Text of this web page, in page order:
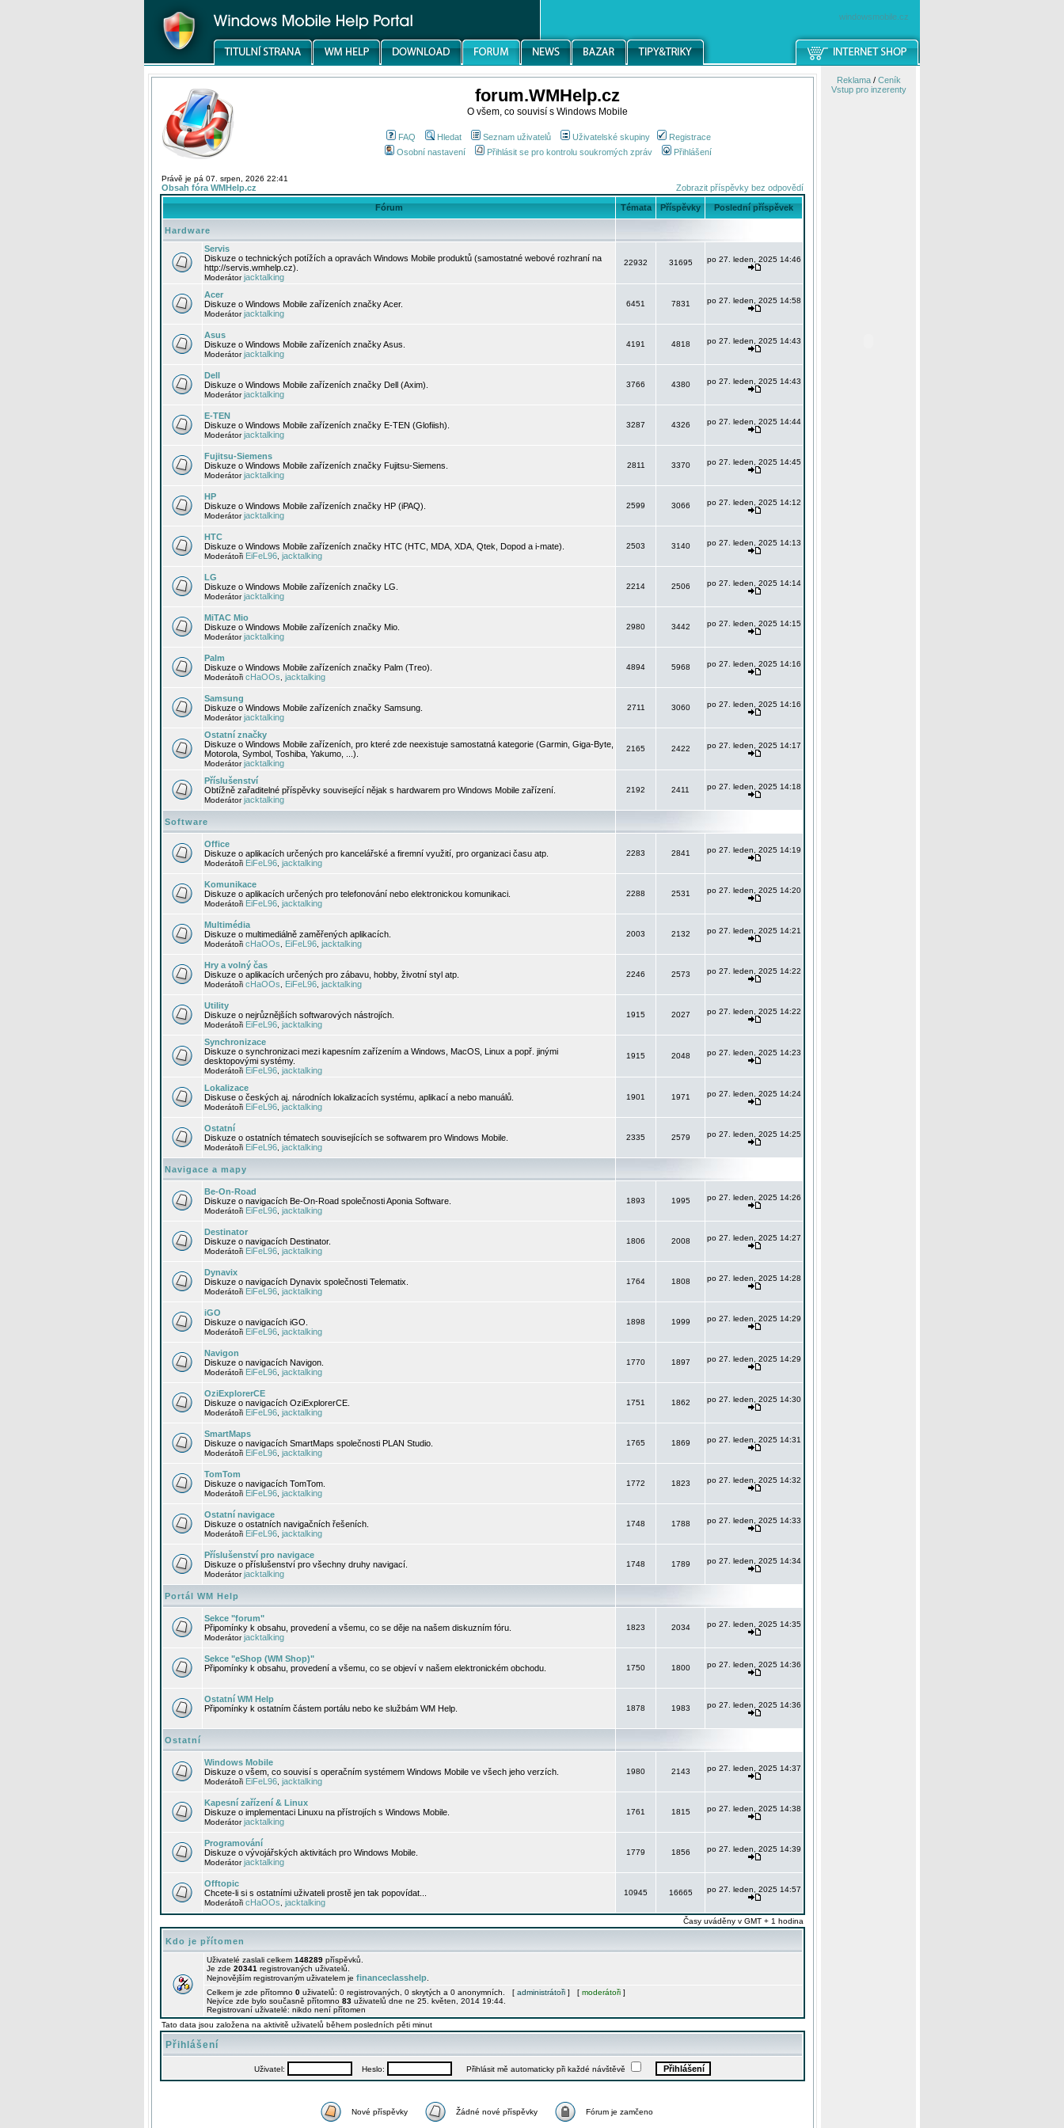
windowsmobile.cz
forum.WMHelp.cz
O všem, co souvisí s Windows Mobile
FAQ Hledat Seznam uživatelů Uživatelské skupiny
Registrace
Osobní nastavení
Přihlásit se pro kontrolu soukromých zpráv Přihlášení
Právě je pá 07. srpen, 2026 22:41
Obsah fóra WMHelp.cz Zobrazit příspěvky bez odpovědí
Fórum Témata Příspěvky Poslední příspěvek
Hardware
Servis
Diskuze o technických potížích a opravách Windows Mobile produktů (samostatné webové rozhraní na
http://servis.wmhelp.cz).
Moderátorjacktalking
22932 31695 po 27. leden, 2025 14:46
Acer
Diskuze o Windows Mobile zařízeních značky Acer.
Moderátorjacktalking
6451 7831 po 27. leden, 2025 14:58
Asus
Diskuze o Windows Mobile zařízeních značky Asus.
Moderátorjacktalking
4191 4818 po 27. leden, 2025 14:43
Dell
Diskuze o Windows Mobile zařízeních značky Dell (Axim).
Moderátorjacktalking
3766 4380 po 27. leden, 2025 14:43
E-TEN
Diskuze o Windows Mobile zařízeních značky E-TEN (Glofiish).
Moderátorjacktalking
3287 4326 po 27. leden, 2025 14:44
Fujitsu-Siemens
Diskuze o Windows Mobile zařízeních značky Fujitsu-Siemens.
Moderátorjacktalking
2811 3370 po 27. leden, 2025 14:45
HP
Diskuze o Windows Mobile zařízeních značky HP (iPAQ).
Moderátorjacktalking
2599 3066 po 27. leden, 2025 14:12
HTC
Diskuze o Windows Mobile zařízeních značky HTC (HTC, MDA, XDA, Qtek, Dopod a i-mate).
Moderátoři EiFeL96 jacktalking
2503 3140 po 27. leden, 2025 14:13
LG
Diskuze o Windows Mobile zařízeních značky LG.
Moderátorjacktalking
2214 2506 po 27. leden, 2025 14:14
MiTAC Mio
Diskuze o Windows Mobile zařízeních značky Mio.
Moderátorjacktalking
2980 3442 po 27. leden, 2025 14:15
Palm
Diskuze o Windows Mobile zařízeních značky Palm (Treo).
Moderátoři cHaOOs jacktalking
4894 5968 po 27. leden, 2025 14:16
Samsung
Diskuze o Windows Mobile zařízeních značky Samsung.
Moderátorjacktalking
2711 3060 po 27. leden, 2025 14:16
Ostatní značky
Diskuze o Windows Mobile zařízeních, pro které zde neexistuje samostatná kategorie (Garmin, Giga-Byte,
Motorola, Symbol, Toshiba, Yakumo, ...).
Moderátorjacktalking
2165 2422 po 27. leden, 2025 14:17
Příslušenství
Obtížně zařaditelné příspěvky související nějak s hardwarem pro Windows Mobile zařízení.
Moderátorjacktalking
2192 2411 po 27. leden, 2025 14:18
Software
Office
Diskuze o aplikacích určených pro kancelářské a firemní využití, pro organizaci času atp.
Moderátoři EiFeL96 jacktalking
2283 2841 po 27. leden, 2025 14:19
Komunikace
Diskuze o aplikacích určených pro telefonování nebo elektronickou komunikaci.
Moderátoři EiFeL96 jacktalking
2288 2531 po 27. leden, 2025 14:20
Multimédia
Diskuze o multimediálně zaměřených aplikacích.
Moderátoři cHaOOs EiFeL96 jacktalking
2003 2132 po 27. leden, 2025 14:21
Hry a volný čas
Diskuze o aplikacích určených pro zábavu, hobby, životní styl atp.
Moderátoři cHaOOs EiFeL96 jacktalking
2246 2573 po 27. leden, 2025 14:22
Utility
Diskuze o nejrůznějších softwarových nástrojích.
Moderátoři EiFeL96 jacktalking
1915 2027 po 27. leden, 2025 14:22
Synchronizace
Diskuze o synchronizaci mezi kapesním zařízením a Windows, MacOS, Linux a popř. jinými
desktopovými systémy.
Moderátoři EiFeL96 jacktalking
1915 2048 po 27. leden, 2025 14:23
Lokalizace
Diskuse o českých aj. národních lokalizacích systému, aplikací a nebo manuálů.
Moderátoři EiFeL96 jacktalking
1901 1971 po 27. leden, 2025 14:24
Ostatní
Diskuze o ostatních tématech souvisejících se softwarem pro Windows Mobile.
Moderátoři EiFeL96 jacktalking
2335 2579 po 27. leden, 2025 14:25
Navigace a mapy
Be-On-Road
Diskuze o navigacích Be-On-Road společnosti Aponia Software.
Moderátoři EiFeL96 jacktalking
1893 1995 po 27. leden, 2025 14:26
Destinator
Diskuze o navigacích Destinator.
Moderátoři EiFeL96 jacktalking
1806 2008 po 27. leden, 2025 14:27
Dynavix
Diskuze o navigacích Dynavix společnosti Telematix.
Moderátoři EiFeL96 jacktalking
1764 1808 po 27. leden, 2025 14:28
iGO
Diskuze o navigacích iGO.
Moderátoři EiFeL96 jacktalking
1898 1999 po 27. leden, 2025 14:29
Navigon
Diskuze o navigacích Navigon.
Moderátoři EiFeL96 jacktalking
1770 1897 po 27. leden, 2025 14:29
OziExplorerCE
Diskuze o navigacích OziExplorerCE.
Moderátoři EiFeL96 jacktalking
1751 1862 po 27. leden, 2025 14:30
SmartMaps
Diskuze o navigacích SmartMaps společnosti PLAN Studio.
Moderátoři EiFeL96 jacktalking
1765 1869 po 27. leden, 2025 14:31
TomTom
Diskuze o navigacích TomTom.
Moderátoři EiFeL96 jacktalking
1772 1823 po 27. leden, 2025 14:32
Ostatní navigace
Diskuze o ostatních navigačních řešeních.
Moderátoři EiFeL96 jacktalking
1748 1788 po 27. leden, 2025 14:33
Příslušenství pro navigace
Diskuze o příslušenství pro všechny druhy navigací.
Moderátorjacktalking
1748 1789 po 27. leden, 2025 14:34
Portál WM Help
Sekce "forum"
Připomínky k obsahu, provedení a všemu, co se děje na našem diskuzním fóru.
Moderátorjacktalking
1823 2034 po 27. leden, 2025 14:35
Sekce "eShop (WM Shop)"
Připomínky k obsahu, provedení a všemu, co se objeví v našem elektronickém obchodu.
1750 1800 po 27. leden, 2025 14:36
Ostatní WM Help
Připomínky k ostatním částem portálu nebo ke službám WM Help.
1878 1983 po 27. leden, 2025 14:36
Ostatní
Windows Mobile
Diskuze o všem, co souvisí s operačním systémem Windows Mobile ve všech jeho verzích.
Moderátoři EiFeL96 jacktalking
1980 2143 po 27. leden, 2025 14:37
Kapesní zařízení & Linux
Diskuze o implementaci Linuxu na přístrojích s Windows Mobile.
Moderátorjacktalking
1761 1815 po 27. leden, 2025 14:38
Programování
Diskuze o vývojářských aktivitách pro Windows Mobile.
Moderátorjacktalking
1779 1856 po 27. leden, 2025 14:39
Offtopic
Chcete-li si s ostatními uživateli prostě jen tak popovídat...
Moderátoři cHaOOs jacktalking
10945 16665 po 27. leden, 2025 14:57
Časy uváděny v GMT + 1 hodina
Kdo je přítomen
Uživatelé zaslali celkem 148289 příspěvků.
Je zde 20341 registrovaných uživatelů.
Nejnovějším registrovaným uživatelem je financeclasshelp
Celkem je zde přítomno 0 uživatelů: 0 registrovaných, 0 skrytých a 0 anonymních. [ administrátoři ] [ moderátoři ]
Nejvíce zde bylo současně přítomno 83 uživatelů dne ne 25. květen, 2014 19:44.
Registrovaní uživatelé: nikdo není přítomen
Tato data jsou založena na aktivitě uživatelů během posledních pěti minut
Přihlášení
Uživatel: Heslo: Přihlásit mě automaticky při každé návštěvě
Nové příspěvky Žádné nové příspěvky Fórum je zamčeno
Reklama/ Ceník
Vstup pro inzerenty